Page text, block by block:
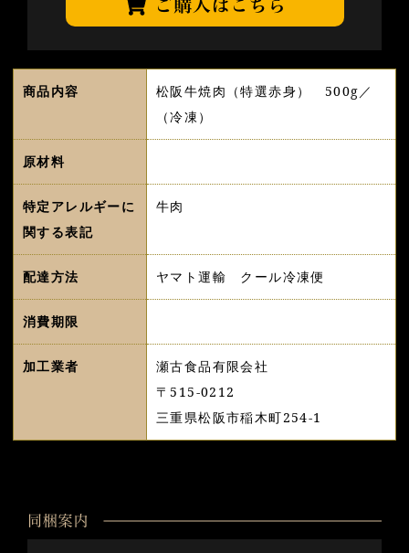
商品内容
松阪牛焼肉（特選赤身） 500g／
（冷凍）
原材料
特定アレルギーに
関する表記
牛肉
配達方法 ヤマト運輸 クール冷凍便
消費期限
加工業者
瀬古食品有限会社
〒515-0212
三重県松阪市稲木町254-1